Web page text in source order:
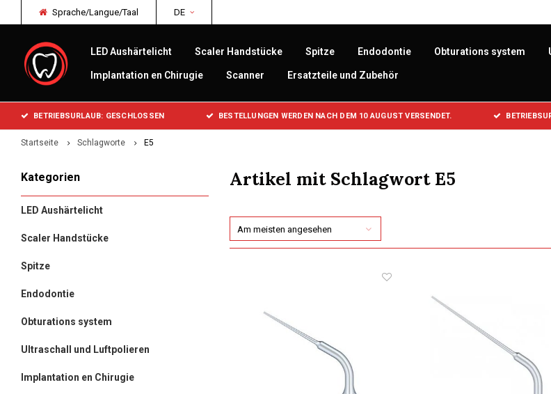
Sprache/Langue/Taal DE
LED Aushärtelicht Scaler Handstücke Spitze Endodontie Obturations system
Implantation en Chirugie Scanner Ersatzteile und Zubehör
BETRIEBSURLAUB: GESCHLOSSEN BESTELLUNGEN WERDEN NACH DEM 10 AUGUST VERSENDET.
Startseite Schlagworte E5
Kategorien
LED Aushärtelicht
Scaler Handstücke
Spitze
Endodontie
Obturations system
Ultraschall und Luftpolieren
Implantation en Chirugie
Artikel mit Schlagwort E5
Am meisten angesehen